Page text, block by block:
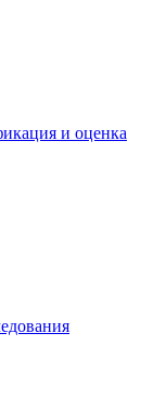
и оценка